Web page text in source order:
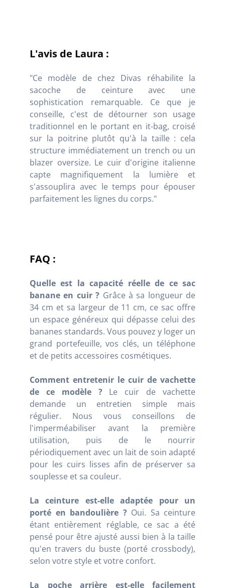
L'avis de Laura :
"Ce modèle de chez Divas réhabilite la
sacoche de ceinture avec une
sophistication remarquable. Ce que je
conseille, c'est de détourner son usage
traditionnel en le portant en it-bag, croisé
sur la poitrine plutôt qu'à la taille : cela
structure immédiatement un trench ou un
blazer oversize. Le cuir d'origine italienne
capte magnifiquement la lumière et
s'assouplira avec le temps pour épouser
parfaitement les lignes du corps."
FAQ :
Quelle est la capacité réelle de ce sac
banane en cuir ? Grâce à sa longueur de
34 cm et sa largeur de 11 cm, ce sac offre
un espace généreux qui dépasse celui des
bananes standards. Vous pouvez y loger un
grand portefeuille, vos clés, un téléphone
et de petits accessoires cosmétiques.
Comment entretenir le cuir de vachette
de ce modèle ?Le cuir de vachette
demande un entretien simple mais
régulier. Nous vous conseillons de
l'imperméabiliser avant la première
utilisation, puis de le nourrir
périodiquement avec un lait de soin adapté
pour les cuirs lisses afin de préserver sa
souplesse et sa couleur.
La ceinture est-elle adaptée pour un
porté en bandoulière ?Oui. Sa ceinture
étant entièrement réglable, ce sac a été
pensé pour être ajusté aussi bien à la taille
qu'en travers du buste (porté crossbody),
selon votre style et votre confort.
La poche arrière est-elle facilement